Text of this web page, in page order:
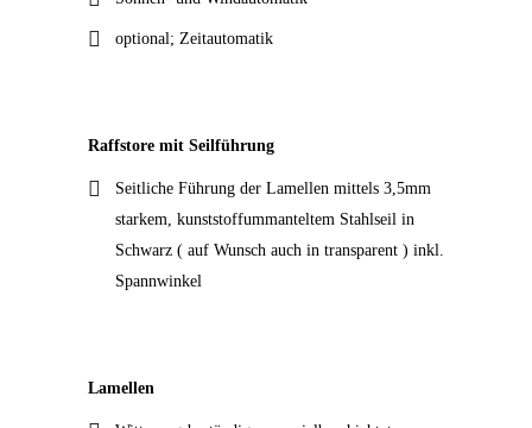
optional; Zeitautomatik
Raffstore mit Seilführung
Seitliche Führung der Lamellen mittels 3,5mm
starkem, kunststoffummanteltem Stahlseil in
Schwarz ( auf Wunsch auch in transparent ) inkl.
Spannwinkel
Lamellen